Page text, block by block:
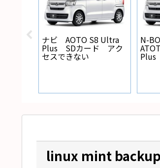
ナビ AOTO S8 Ultra
Plus SDカード アク
セスできない
N-
Plus
取り
linux mint backup